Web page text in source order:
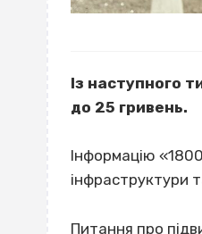
Із наступного
до 25 гривень.
Інформацію
інфраструктури
Питання про